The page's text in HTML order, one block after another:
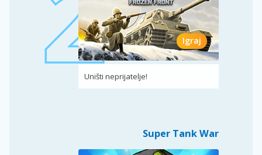
Igraj
Uništi neprijatelje!
Super Tank War